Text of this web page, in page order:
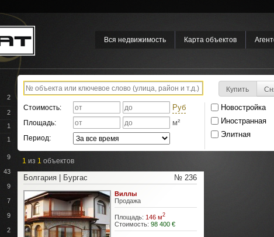
Вся недвижимость Карта объектов
2
2
1
1
9
43
9
7
9
2
Купить
Стоимость: Руб
Площадь: м²
Период:
Новостройка
Иностранная
Элитная
1 из 1 объектов
Болгария | Бургас № 236
Виллы
Продажа
Площадь: 146 м2
Стоимость: 98 400 €